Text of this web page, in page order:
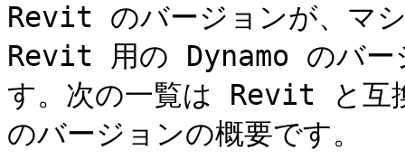
Revit のバージョンが、マ
Revit 用の Dynamo のバー
す。次の一覧は Revit と
のバージョンの概要です。